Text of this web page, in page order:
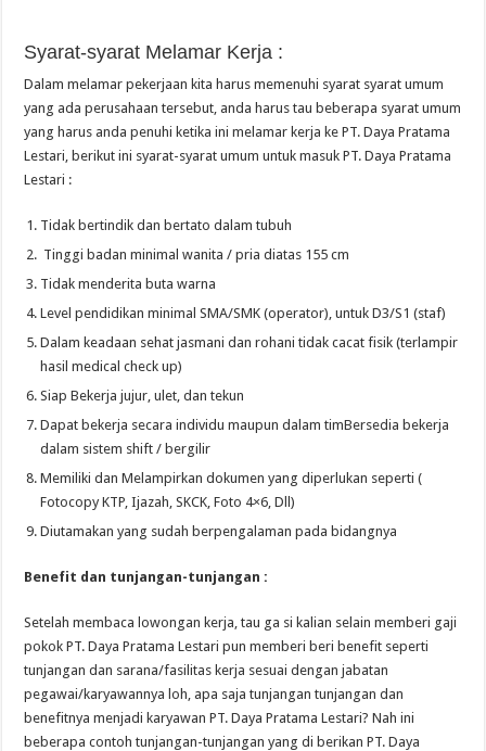
Syarat-syarat Melamar Kerja :
Dalam melamar pekerjaan kita harus memenuhi syarat syarat umum
yang ada perusahaan tersebut, anda harus tau beberapa syarat umum
yang harus anda penuhi ketika ini melamar kerja ke PT. Daya Pratama
Lestari, berikut ini syarat-syarat umum untuk masuk PT. Daya Pratama
Lestari :
Tidak bertindik dan bertato dalam tubuh
Tinggi badan minimal wanita / pria diatas 155 cm
Tidak menderita buta warna
Level pendidikan minimal SMA/SMK (operator), untuk D3/S1 (staf)
Dalam keadaan sehat jasmani dan rohani tidak cacat fisik (terlampir
hasil medical check up)
Siap Bekerja jujur, ulet, dan tekun
Dapat bekerja secara individu maupun dalam timBersedia bekerja
dalam sistem shift / bergilir
Memiliki dan Melampirkan dokumen yang diperlukan seperti (
Fotocopy KTP, Ijazah, SKCK, Foto 4×6, Dll)
Diutamakan yang sudah berpengalaman pada bidangnya
Benefit dan tunjangan-tunjangan :
Setelah membaca lowongan kerja, tau ga si kalian selain memberi gaji
pokok PT. Daya Pratama Lestari pun memberi beri benefit seperti
tunjangan dan sarana/fasilitas kerja sesuai dengan jabatan
pegawai/karyawannya loh, apa saja tunjangan tunjangan dan
benefitnya menjadi karyawan PT. Daya Pratama Lestari? Nah ini
beberapa contoh tunjangan-tunjangan yang di berikan PT. Daya